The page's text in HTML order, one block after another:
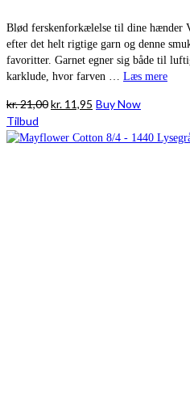
Blød ferskenforkælelse til dine hænder
efter det helt rigtige garn og denne
favoritter. Garnet egner sig både til
karklude, hvor farven … Læs mere
kr.21,00Den
pris
kr. 11,95 Den
pris
Buy Now
Tilbud